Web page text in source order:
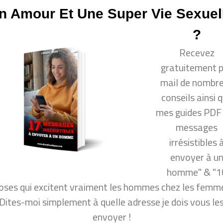
aux hommes ? comment draguer un mec ?
un homme ? ou même : comment rendre un
rendre un homme amoureux ? comment garder un
pensent vraiment !
le respect de 99.999% des hommes
un homme ?
Vous
?
plus de succès en amour
vie sexuelle ?
nombreux conseils ainsi que mon guide PDF "10
Amour Et Une Super Vie
?
Recevez
gratuitement
mail de
conseils ainsi
mes guides
messages
irrésistibles
envoyer à un
homme" &
qui excitent vraiment les hommes chez les
Dites-moi simplement à quelle adresse je dois vous
envoyer !